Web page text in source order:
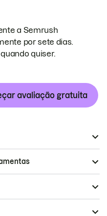
a Semrush
por sete dias.
quiser.
avaliação gratuita